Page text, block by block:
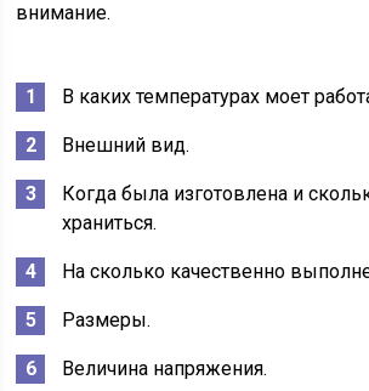
внимание.
В каких температурах моет
Внешний вид.
Когда была изготовлена и
храниться.
На сколько качественно
Размеры.
Величина напряжения.